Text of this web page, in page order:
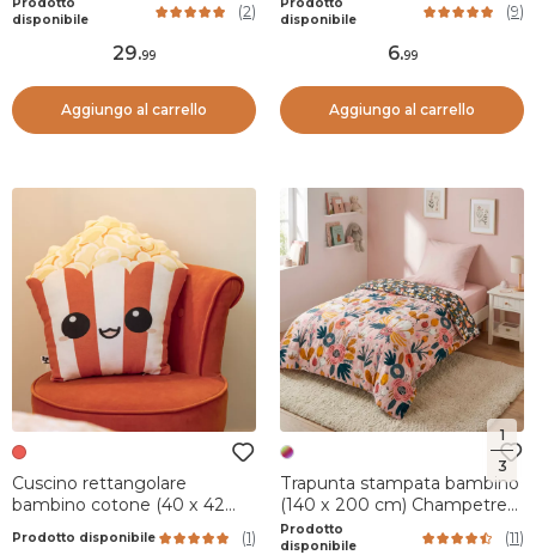
1
3
Multicolore
disponibile
(2)
29.99
Aggiungo al carrello
disponibile
(9)
6.99
Aggiungo al carrello
Cuscino rettangolare
bambino cotone (40 x 42
Prodotto disponibile (1)
Trapunta stampata bambino
(140 x 200 cm) Champetre
Multicolore
Prodotto
disponibile
(11)